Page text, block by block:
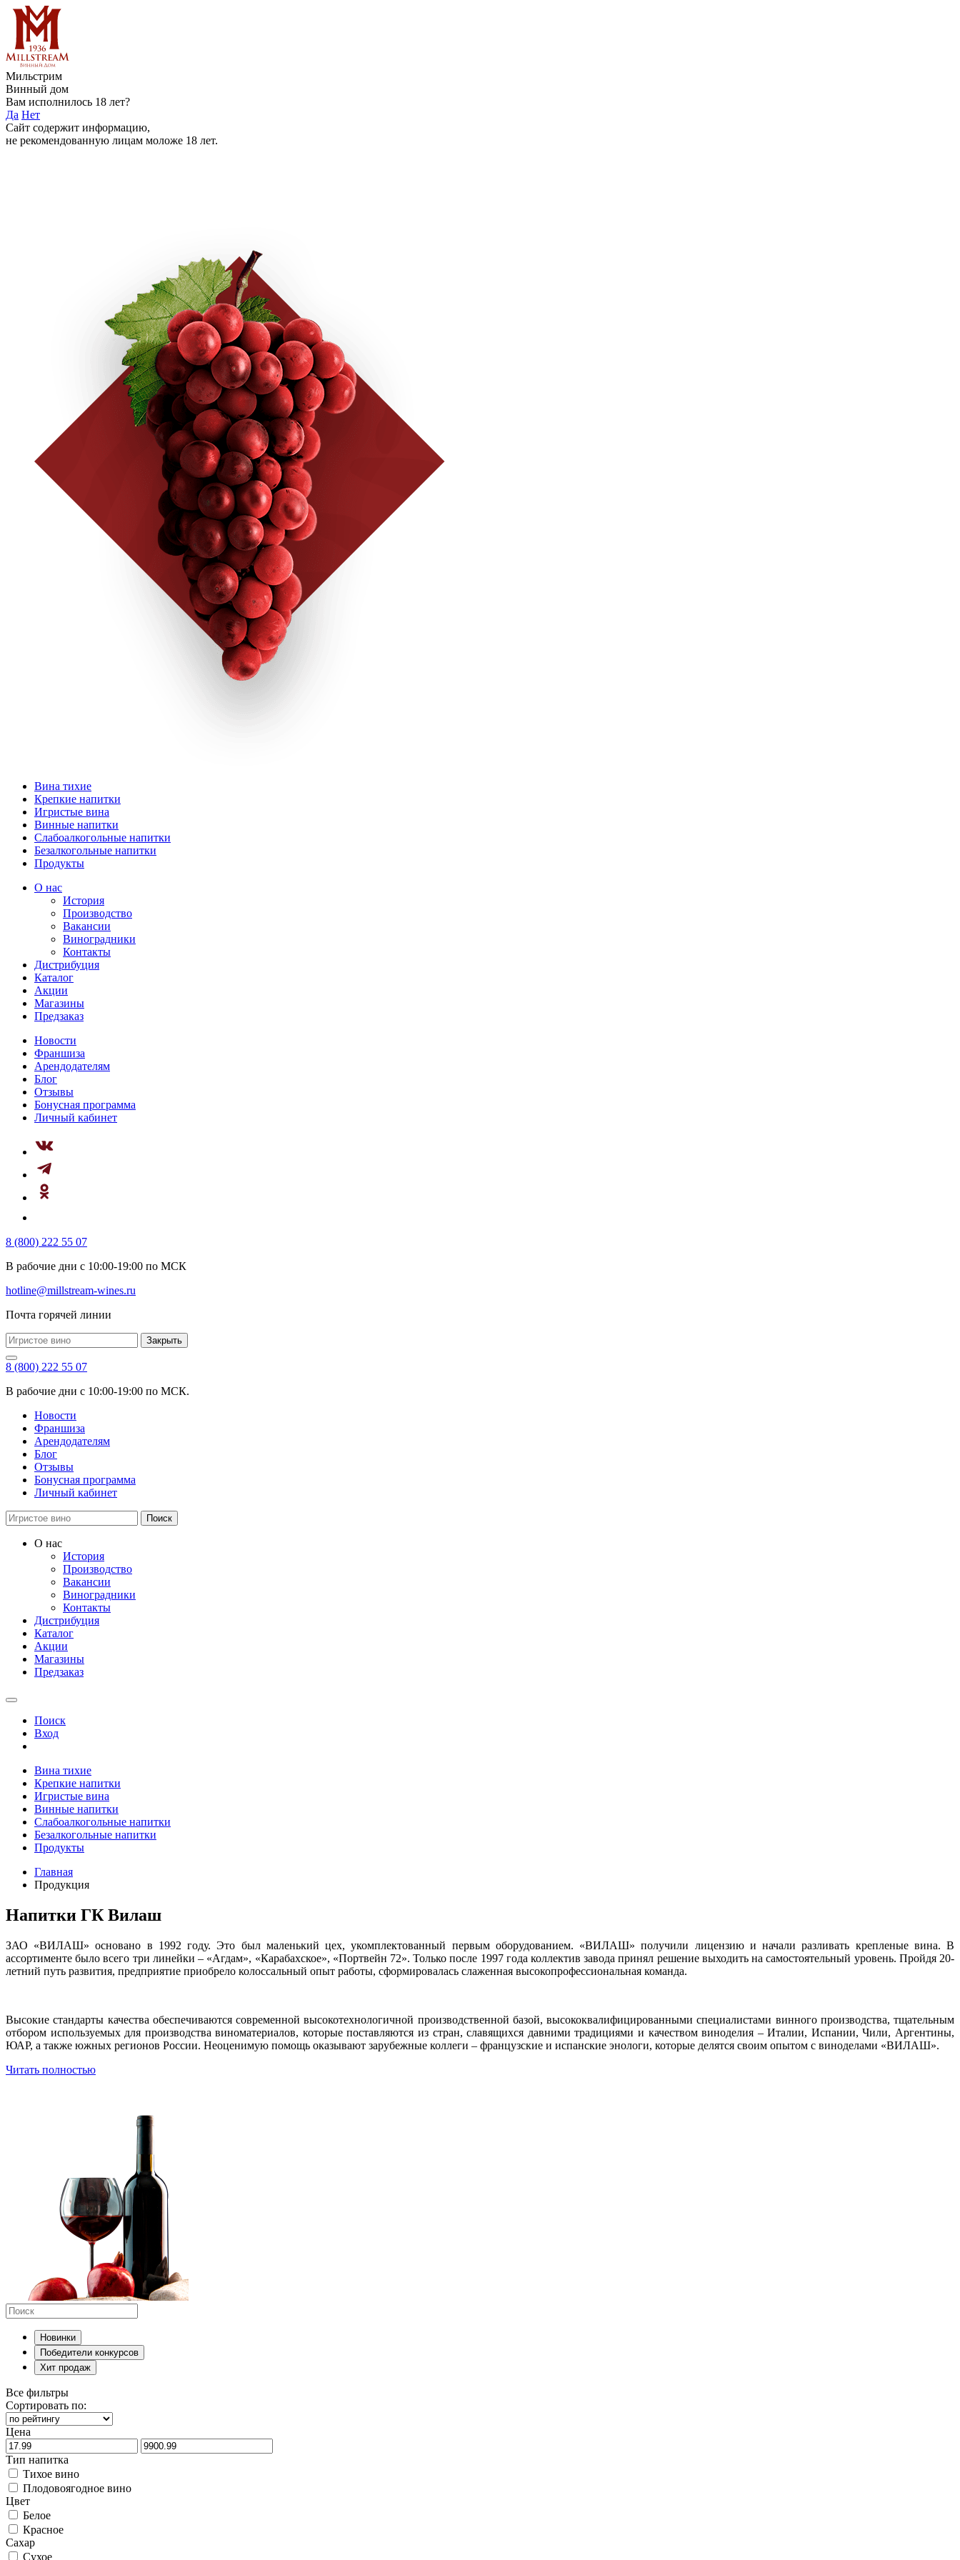
Мильстрим
Винный дом
Вам исполнилось 18 лет?
Да Нет
Сайт содержит информацию,
не рекомендованную лицам моложе 18 лет.
Вина тихие
Крепкие напитки
Игристые вина
Винные напитки
Слабоалкогольные напитки
Безалкогольные напитки
Продукты
О нас
История
Производство
Вакансии
Виноградники
Контакты
Дистрибуция
Каталог
Акции
Магазины
Предзаказ
Новости
Франшиза
Арендодателям
Блог
Отзывы
Бонусная программа
Личный кабинет
8 (800) 222 55 07
В рабочие дни с 10:00-19:00 по МСК
hotline@millstream-wines.ru
Почта горячей линии
Закрыть
8 (800) 222 55 07
В рабочие дни с 10:00-19:00 по МСК.
Новости
Франшиза
Арендодателям
Блог
Отзывы
Бонусная программа
Личный кабинет
Поиск
О нас
История
Производство
Вакансии
Виноградники
Контакты
Дистрибуция
Каталог
Акции
Магазины
Предзаказ
Поиск
Вход
Вина тихие
Крепкие напитки
Игристые вина
Винные напитки
Слабоалкогольные напитки
Безалкогольные напитки
Продукты
Главная
Продукция
Напитки ГК Вилаш
ЗАО «ВИЛАШ» основано в 1992 году. Это был маленький цех, укомплектованный первым оборудованием. «ВИЛАШ» получили лицензию и начали разливать крепленые вина. В
ассортименте было всего три линейки – «Агдам», «Карабахское», «Портвейн 72». Только после 1997 года коллектив завода принял решение выходить на самостоятельный уровень. Пройдя 20-
летний путь развития, предприятие приобрело колоссальный опыт работы, сформировалась слаженная высокопрофессиональная команда.
Высокие стандарты качества обеспечиваются современной высокотехнологичной производственной базой, высококвалифицированными специалистами винного производства, тщательным
отбором используемых для производства виноматериалов, которые поставляются из стран, славящихся давними традициями и качеством виноделия – Италии, Испании, Чили, Аргентины,
ЮАР, а также южных регионов России. Неоценимую помощь оказывают зарубежные коллеги – французские и испанские энологи, которые делятся своим опытом с виноделами «ВИЛАШ».
Читать полностью
Новинки
Победители конкурсов
Хит продаж
Все фильтры
Сортировать по:
Цена
Тип напитка
Тихое вино
Плодовоягодное вино
Цвет
Белое
Красное
Сахар
Сухое